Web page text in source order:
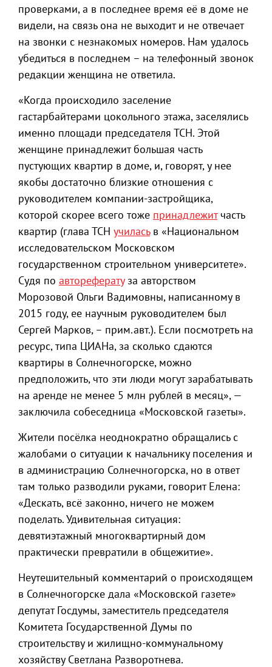
проверками, а в последнее время её в доме не
видели, на связь она не выходит и не отвечает
на звонки с незнакомых номеров. Нам удалось
убедиться в последнем – на телефонный звонок
редакции женщина не ответила.
«Когда происходило заселение
гастарбайтерами цокольного этажа, заселялись
именно площади председателя ТСН. Этой
женщине принадлежит большая часть
пустующих квартир в доме, и, говорят, у нее
якобы достаточно близкие отношения с
руководителем компании-застройщика,
которой скорее всего тоже принадлежитчасть
квартир (глава ТСН училасьв «Национальном
исследовательском Московском
государственном строительном университете».
Судя по авторефератуза авторством
Морозовой Ольги Вадимовны, написанному в
2015 году, ее научным руководителем был
Сергей Марков, – прим.авт.). Если посмотреть на
ресурс, типа ЦИАНа, за сколько сдаются
квартиры в Солнечногорске, можно
предположить, что эти люди могут зарабатывать
на аренде не менее 5 млн рублей в месяц», —
заключила собеседница «Московской газеты».
Жители посёлка неоднократно обращались с
жалобами о ситуации к начальнику поселения и
в администрацию Солнечногорска, но в ответ
там только разводили руками, говорит Елена:
«Дескать, всё законно, ничего не можем
поделать. Удивительная ситуация:
девятиэтажный многоквартирный дом
практически превратили в общежитие».
Неутешительный комментарий о происходящем
в Солнечногорске дала «Московской газете»
депутат Госдумы, заместитель председателя
Комитета Государственной Думы по
строительству и жилищно-коммунальному
хозяйству Светлана Разворотнева.